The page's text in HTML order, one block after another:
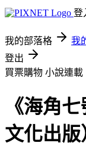
登
我的部落格 我
登出
買票購物 小說連載
《海角
文化出版